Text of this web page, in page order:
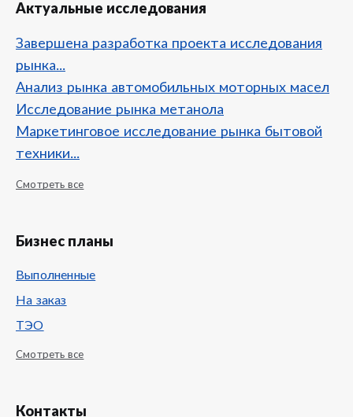
Актуальные исследования
Завершена разработка проекта исследования
рынка...
Анализ рынка автомобильных моторных масел
Исследование рынка метанола
Маркетинговое исследование рынка бытовой
техники...
Смотреть все
Бизнес планы
Выполненные
На заказ
ТЭО
Смотреть все
Контакты